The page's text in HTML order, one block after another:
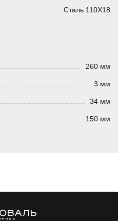
Сталь 110Х18
260 мм
3 мм
34 мм
150 мм